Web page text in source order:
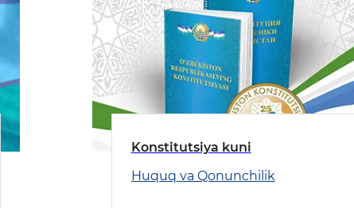
Konstitutsiya kuni
Huquq va Qonunchilik